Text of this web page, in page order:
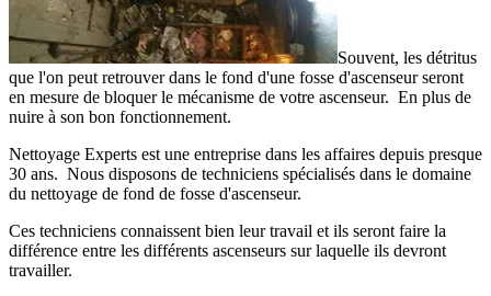
Souvent, les détritus
que l'on peut retrouver dans le fond d'une fosse d'ascenseur seront
en mesure de bloquer le mécanisme de votre ascenseur. En plus de
nuire à son bon fonctionnement.
Nettoyage Experts est une entreprise dans les affaires depuis presque
30 ans. Nous disposons de techniciens spécialisés dans le domaine
du nettoyage de fond de fosse d'ascenseur.
Ces techniciens connaissent bien leur travail et ils seront faire la
différence entre les différents ascenseurs sur laquelle ils devront
travailler.